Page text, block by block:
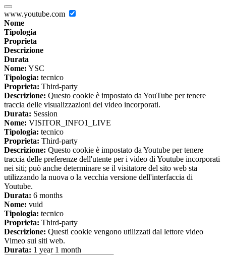
www.youtube.com
Nome
Tipologia
Proprieta
Descrizione
Durata
Nome: YSC
Tipologia: tecnico
Proprieta: Third-party
Descrizione: Questo cookie è impostato da YouTube per tenere
traccia delle visualizzazioni dei video incorporati.
Durata: Session
Nome: VISITOR_INFO1_LIVE
Tipologia: tecnico
Proprieta: Third-party
Descrizione: Questo cookie è impostato da Youtube per tenere
traccia delle preferenze dell'utente per i video di Youtube incorporati
nei siti; può anche determinare se il visitatore del sito web sta
utilizzando la nuova o la vecchia versione dell'interfaccia di
Youtube.
Durata: 6 months
Nome: vuid
Tipologia: tecnico
Proprieta: Third-party
Descrizione: Questi cookie vengono utilizzati dal lettore video
Vimeo sui siti web.
Durata: 1 year 1 month